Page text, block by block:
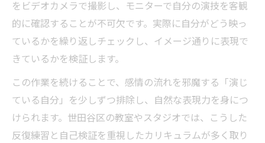
をビデオカメラで撮影し、モニターで自分の演技を客観
的に確認することが不可欠です。実際に自分がどう映っ
ているかを繰り返しチェックし、イメージ通りに表現で
きているかを検証します。
この作業を続けることで、感情の流れを邪魔する「演じ
ている自分」を少しずつ排除し、自然な表現力を身につ
けられます。世田谷区の教室やスタジオでは、こうした
反復練習と自己検証を重視したカリキュラムが多く取り